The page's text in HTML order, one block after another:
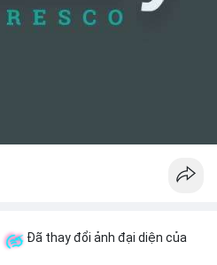
Đã thay đổi ảnh đại diện của